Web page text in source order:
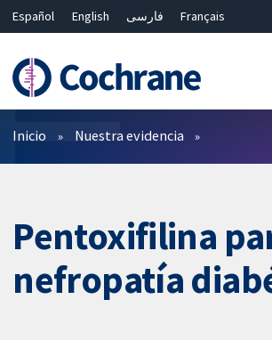
Español English فارسی
Français
Bahasa Malaysia
ไทย 繁體中文
Filtros
Inicio Nuestra evidencia
Pentoxifilina
nefropatía